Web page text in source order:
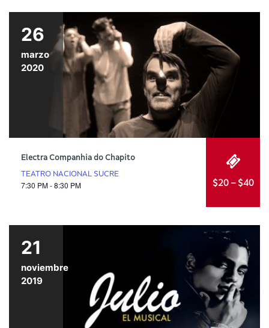
26
marzo
2020
Electra Companhia do Chapito
TEATRO NACIONAL SUCRE
7:30 PM - 8:30 PM $20 – $40
21
noviembre
2019